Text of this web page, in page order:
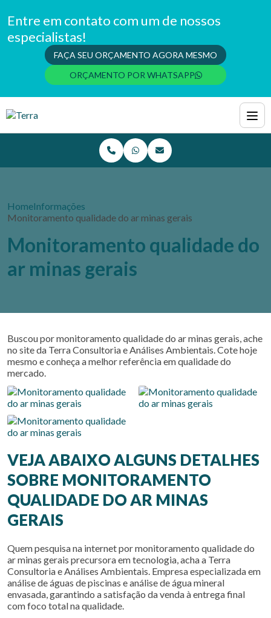
Entre em contato com um de nossos
especialistas!
FAÇA SEU ORÇAMENTO AGORA MESMO
ORÇAMENTO POR WHATSAPP
HomeInformações
Monitoramento qualidade do ar minas gerais
Monitoramento qualidade do
ar minas gerais
Buscou pormonitoramento qualidade do ar minas gerais, ache
no site da Terra Consultoria e Análises Ambientais. Cote hoje
mesmo e conheça a melhor referência em qualidade do
mercado.
VEJA ABAIXO ALGUNS DETALHES
SOBRE MONITORAMENTO
QUALIDADE DO AR MINAS
GERAIS
Quem pesquisa na internet pormonitoramento qualidade do
ar minas gerais precursora em tecnologia, acha a Terra
Consultoria e Análises Ambientais. Empresa especializada em
análise de águas de piscinas e análise de água mineral
envasada, garantindo a satisfação da venda à entrega final
com foco total na qualidade.